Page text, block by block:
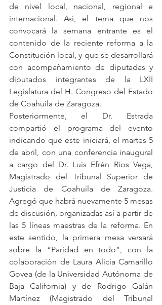
de nivel local, nacional, regional e
internacional. Así, el tema que nos
convocará la semana entrante es el
contenido de la reciente reforma a la
Constitución local, y que se desarrollará
con acompañamiento de diputadas y
diputados integrantes de la LXII
Legislatura del H. Congreso del Estado
de Coahuila de Zaragoza.
Posteriormente, el Dr. Estrada
compartió el programa del evento
indicando que este iniciará, el martes 5
de abril, con una conferencia inaugural
a cargo del Dr. Luis Efrén Ríos Vega,
Magistrado del Tribunal Superior de
Justicia de Coahuila de Zaragoza.
Agregó que habrá nuevamente 5 mesas
de discusión, organizadas así a partir de
las 5 líneas maestras de la reforma. En
este sentido, la primera mesa versará
sobre la “Paridad en todo”, con la
colaboración de Laura Alicia Camarillo
Govea (de la Universidad Autónoma de
Baja California) y de Rodrigo Galán
Martínez (Magistrado del Tribunal